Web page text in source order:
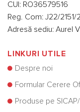
CUI: RO36579516
Reg. Com: J22/2151/
Adresă sediu: Aurel
LINKURI UTILE
Despre noi
Formular Cerere
Produse pe